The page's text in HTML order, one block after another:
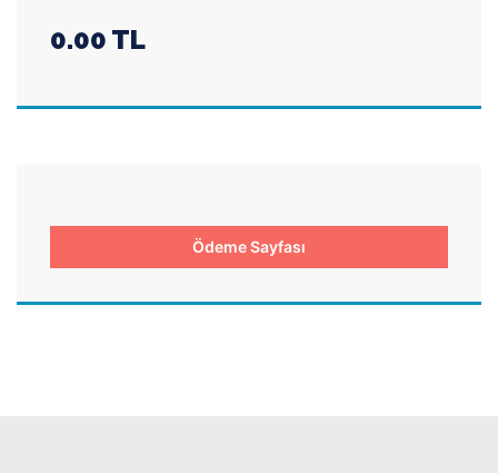
0.00 TL
Ödeme Sayfası